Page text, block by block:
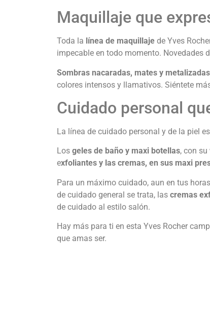
Maquillaje que
Toda la línea de maquillaje de Yves
impecable en todo momento. Novedades
Sombras nacaradas, mates y
colores intensos y llamativos. Siéntete
Cuidado personal
La línea de cuidado personal y de la piel
Los geles de baño y maxi botellas, con
exfoliantes y las cremas, en sus maxi
Para un máximo cuidado, aun en tus
de cuidado general se trata, las cremas
de cuidado al estilo salón.
Hay más para ti en esta Yves Rocher
que amas ser.